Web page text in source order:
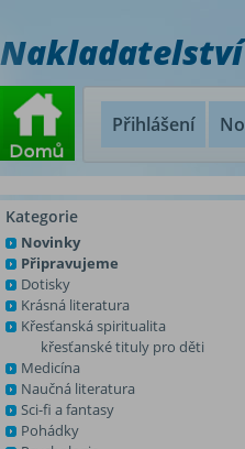
Nakladatelství
Přihlášení
Kategorie
Novinky
Připravujeme
Dotisky
Krásná literatura
Křesťanská spiritualita
křesťanské tituly pro děti
Medicína
Naučná literatura
Sci-fi a fantasy
Pohádky